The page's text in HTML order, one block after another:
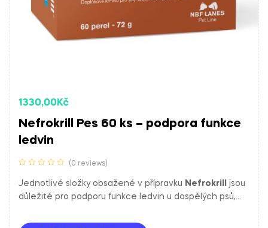
1330,00Kč
Nefrokrill Pes 60 ks – podpora funkce
ledvin
(0 reviews)
Jednotlivé složky obsažené v přípravku Nefrokrill
jsou
důležité pro podporu funkce ledvin u dospělých psů,
často doprovázeno proteinurií, hyperfosfatémií a